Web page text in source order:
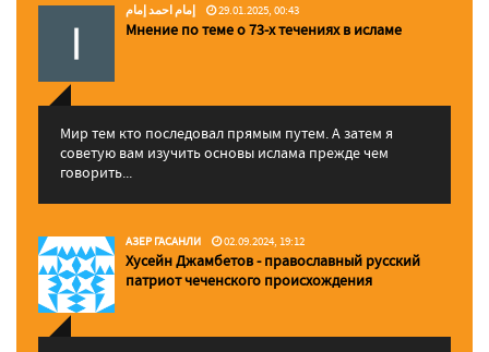
إمام احمد إمام 29.01.2025, 00:43
Мнение по теме о 73-х течениях в исламе
Мир тем кто последовал прямым путем. А затем я
советую вам изучить основы ислама прежде чем
говорить...
АЗЕР ГАСАНЛИ 02.09.2024, 19:12
Хусейн Джамбетов - православный русский
патриот чеченского происхождения